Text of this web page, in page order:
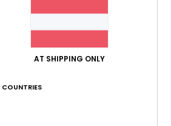
26. Dezember 2025
ist sehr gut und das Design ist
- Castellano
AT SHIPPING ONLY
COUNTRIES